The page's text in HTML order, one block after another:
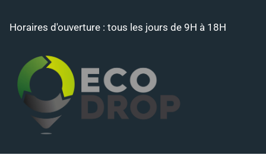
Horaires d'ouverture : tous les jours de 9H à 18H